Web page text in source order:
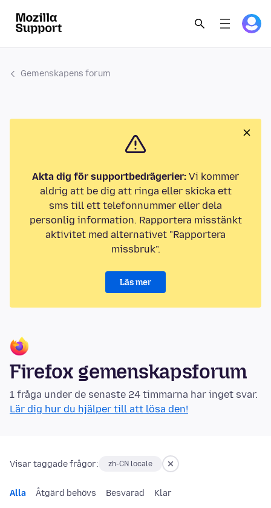
Gemenskapens forum
Akta dig för supportbedrägerier: Vi kommer
aldrig att be dig att ringa eller skicka ett
sms till ett telefonnummer eller dela
personlig information. Rapportera misstänkt
aktivitet med alternativet "Rapportera
missbruk".
Läs mer
Firefox gemenskapsforum
1 fråga under de senaste 24 timmarna har inget svar.
Lär dig hur du hjälper till att lösa den!
Visar taggade frågor: zh-CN locale
Alla Åtgärd behövs Besvarad Klar